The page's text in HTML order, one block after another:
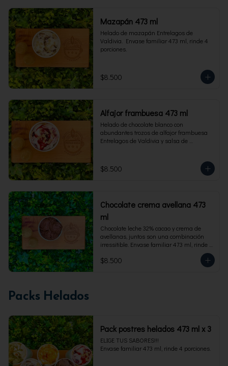
Mazapán 473 ml
Helado de mazapán Entrelagos de
Valdivia.  Envase familiar 473 ml, rinde 4
porciones.
$8.500
Alfajor frambuesa 473 ml
Helado de chocolate blanco con
abundantes trozos de alfajor frambuesa
Entrelagos de Valdivia y salsa de
$8.500
Chocolate crema avellana 473
ml
Chocolate leche 32% cacao y crema de
avellanas, juntos son una combinación
irressitible. Envase familiar 473 ml, rinde 4
$8.500
Packs Helados
Pack postres helados 473 ml x 3
ELIGE TUS SABORES!!!
Envase familiar 473 ml, rinde 4 porciones.